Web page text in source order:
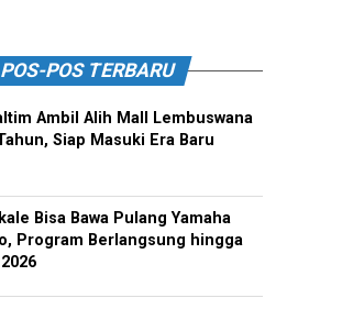
POS-POS TERBARU
Ambil Alih Mall Lembuswana
Siap Masuki Era Baru
Bisa Bawa Pulang Yamaha
Program Berlangsung hingga